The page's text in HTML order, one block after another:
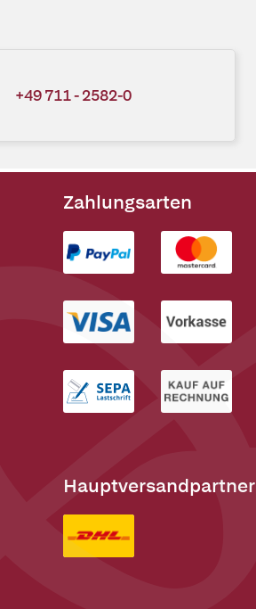
+49 711 - 2582-0
Zahlungsarten
Hauptversandpartner